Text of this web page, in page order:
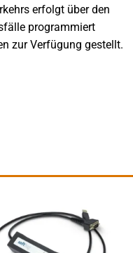
erfolgt über den
programmiert
zur Verfügung gestellt.